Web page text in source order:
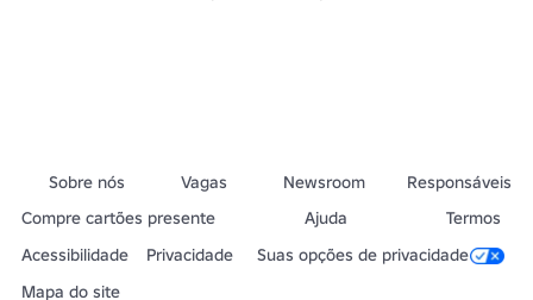
Sobre nós Vagas Newsroom
Responsáveis
Compre cartões presente
Ajuda
Termos
Acessibilidade
Privacidade
Suas opções de privacidade
Mapa do site